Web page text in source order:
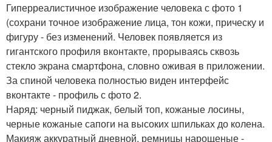
Гиперреалистичное изображение человека с фото 1
(сохрани точное изображение лица, тон кожи, прическу и
фигуру - без изменений. Человек появляется из
гигантского профиля вконтакте, прорываясь сквозь
стекло экрана смартфона, словно оживая в приложении.
За спиной человека полностью виден интерфейс
вконтакте - профиль с фото 2.
Наряд: черный пиджак, белый топ, кожаные лосины,
черные кожаные сапоги на высоких шпильках до колена.
Макияж аккуратный дневной, ремницы нарощеные -